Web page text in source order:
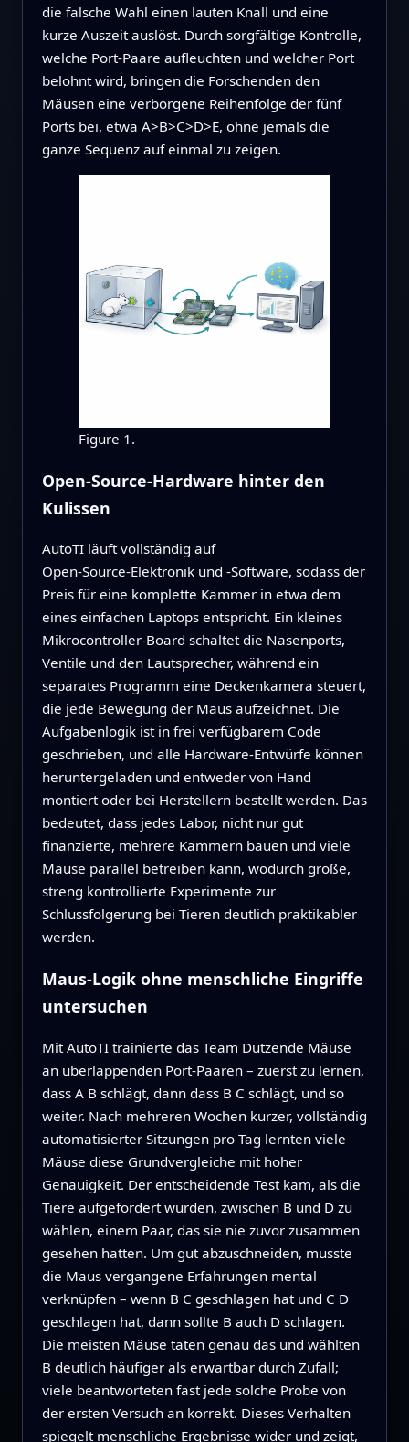
die falsche Wahl einen lauten Knall und eine
kurze Auszeit auslöst. Durch sorgfältige Kontrolle,
welche Port‑Paare aufleuchten und welcher Port
belohnt wird, bringen die Forschenden den
Mäusen eine verborgene Reihenfolge der fünf
Ports bei, etwa A>B>C>D>E, ohne jemals die
ganze Sequenz auf einmal zu zeigen.
Figure 1.
Open‑Source‑Hardware hinter den
Kulissen
AutoTI läuft vollständig auf
Open‑Source‑Elektronik und -Software, sodass der
Preis für eine komplette Kammer in etwa dem
eines einfachen Laptops entspricht. Ein kleines
Mikrocontroller‑Board schaltet die Nasenports,
Ventile und den Lautsprecher, während ein
separates Programm eine Deckenkamera steuert,
die jede Bewegung der Maus aufzeichnet. Die
Aufgabenlogik ist in frei verfügbarem Code
geschrieben, und alle Hardware‑Entwürfe können
heruntergeladen und entweder von Hand
montiert oder bei Herstellern bestellt werden. Das
bedeutet, dass jedes Labor, nicht nur gut
finanzierte, mehrere Kammern bauen und viele
Mäuse parallel betreiben kann, wodurch große,
streng kontrollierte Experimente zur
Schlussfolgerung bei Tieren deutlich praktikabler
werden.
Maus‑Logik ohne menschliche Eingriffe
untersuchen
Mit AutoTI trainierte das Team Dutzende Mäuse
an überlappenden Port‑Paaren – zuerst zu lernen,
dass A B schlägt, dann dass B C schlägt, und so
weiter. Nach mehreren Wochen kurzer, vollständig
automatisierter Sitzungen pro Tag lernten viele
Mäuse diese Grundvergleiche mit hoher
Genauigkeit. Der entscheidende Test kam, als die
Tiere aufgefordert wurden, zwischen B und D zu
wählen, einem Paar, das sie nie zuvor zusammen
gesehen hatten. Um gut abzuschneiden, musste
die Maus vergangene Erfahrungen mental
verknüpfen – wenn B C geschlagen hat und C D
geschlagen hat, dann sollte B auch D schlagen.
Die meisten Mäuse taten genau das und wählten
B deutlich häufiger als erwartbar durch Zufall;
viele beantworteten fast jede solche Probe von
der ersten Versuch an korrekt. Dieses Verhalten
spiegelt menschliche Ergebnisse wider und zeigt,